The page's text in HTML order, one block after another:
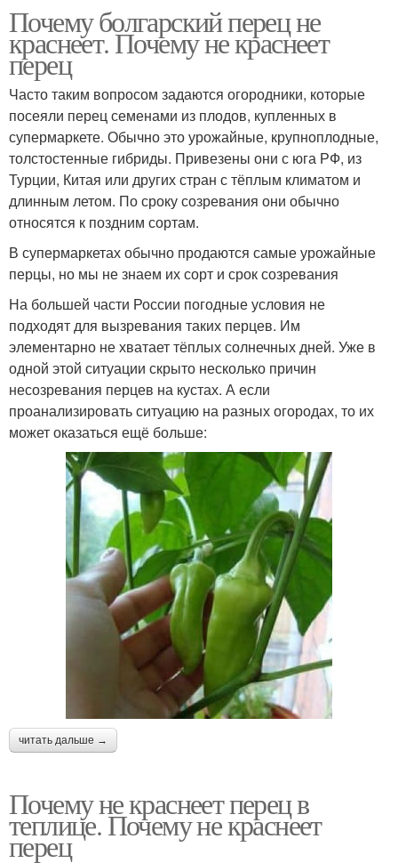
Почему болгарский перец не
краснеет. Почему не краснеет
перец
Часто таким вопросом задаются огородники, которые
посеяли перец семенами из плодов, купленных в
супермаркете. Обычно это урожайные, крупноплодные,
толстостенные гибриды. Привезены они с юга РФ, из
Турции, Китая или других стран с тёплым климатом и
длинным летом. По сроку созревания они обычно
относятся к поздним сортам.
В супермаркетах обычно продаются самые урожайные
перцы, но мы не знаем их сорт и срок созревания
На большей части России погодные условия не
подходят для вызревания таких перцев. Им
элементарно не хватает тёплых солнечных дней. Уже в
одной этой ситуации скрыто несколько причин
несозревания перцев на кустах. А если
проанализировать ситуацию на разных огородах, то их
может оказаться ещё больше:
читать дальше →
Почему не краснеет перец в
теплице. Почему не краснеет
перец